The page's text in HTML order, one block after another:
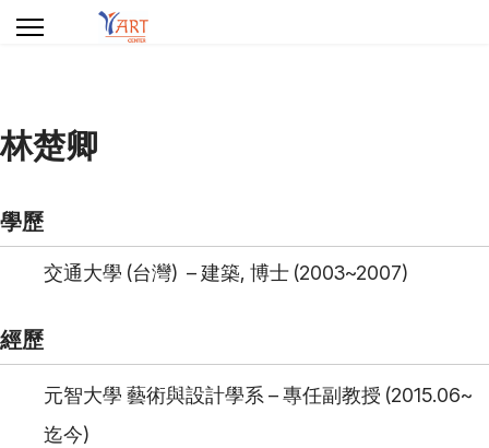
林楚卿
學歷
交通大學 (台灣) – 建築, 博士 (2003~2007)
經歷
元智大學 藝術與設計學系 – 專任副教授 (2015.06~
迄今)